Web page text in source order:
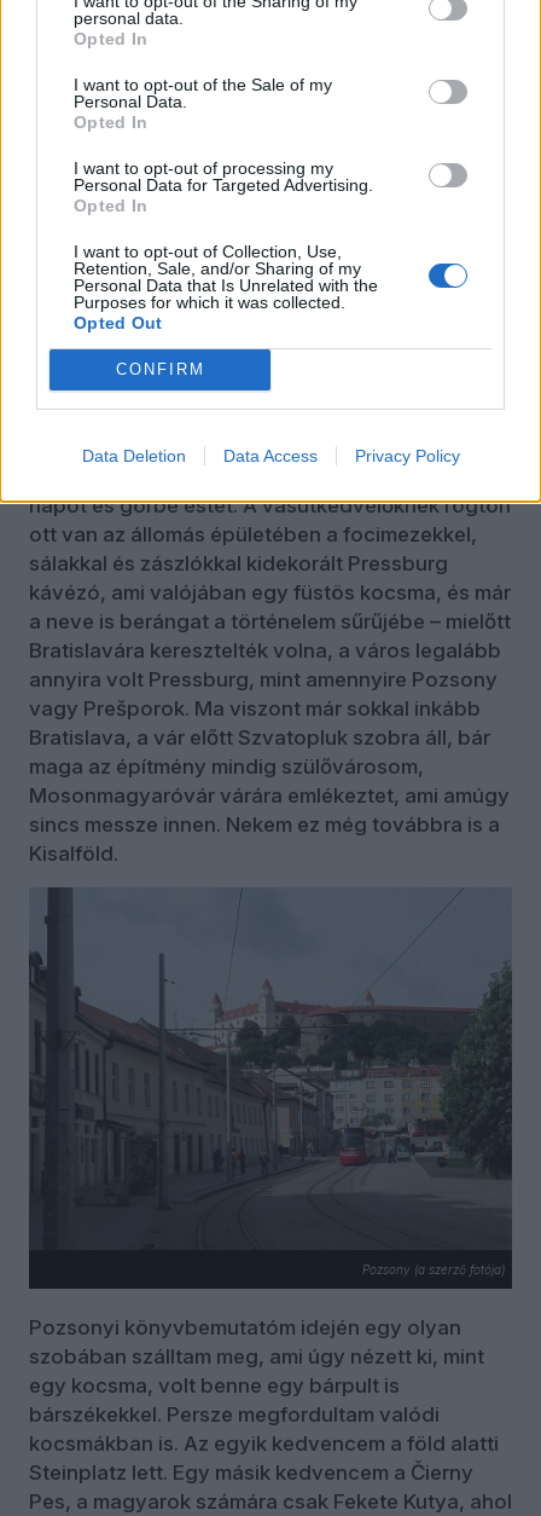
personal data.
Opted In
I want to opt-out of the Sale of my
Personal Data.
Opted In
I want to opt-out of processing my
Personal Data for Targeted Advertising.
Opted In
I want to opt-out of Collection, Use,
Retention, Sale, and/or Sharing of my
Personal Data that Is Unrelated with the
Purposes for which it was collected.
Opted Out
CONFIRM
Data Deletion Data Access Privacy Policy
Fővárosként, hármas határhoz közeli
központként Pozsonynak illik legalább egy kicsit
kozmopolitának lennie, még ha kisebb is, mint
Prága vagy Budapest, és nem is olyan régóta
szlovák főváros, mivel ugye maga Szlovákia sem
létezik olyan régen – és itt most nem nyitom meg
a fiatal szlovák államisággal kapcsolatos viccek
sorát, bár az tény, hogy Pozsony hosszabb ideig
volt a Magyar Királyság fővárosa, mint a Szlovák
Köztársaságé. Látnivalókat, hangulatos utcákat
és csodás atmoszférájú kocsmákat itt is talál az
ember, szóval Pozsony mindenképpen megér
napot és görbe estét. A vasútkedvelőknek rögtön
ott van az állomás épületében a focimezekkel,
sálakkal és zászlókkal kidekorált Pressburg
kávézó, ami valójában egy füstös kocsma, és már
a neve is berángat a történelem sűrűjébe – mielőtt
Bratislavára keresztelték volna, a város legalább
annyira volt Pressburg, mint amennyire Pozsony
vagy Prešporok. Ma viszont már sokkal inkább
Bratislava, a vár előtt Szvatopluk szobra áll, bár
maga az építmény mindig szülővárosom,
Mosonmagyaróvár várára emlékeztet, ami amúgy
sincs messze innen. Nekem ez még továbbra is a
Kisalföld.
Pozsony (a szerző fotója)
Pozsonyi könyvbemutatóm idején egy olyan
szobában szálltam meg, ami úgy nézett ki, mint
egy kocsma, volt benne egy bárpult is
bárszékekkel. Persze megfordultam valódi
kocsmákban is. Az egyik kedvencem a föld alatti
Steinplatz lett. Egy másik kedvencem a Čierny
Pes, a magyarok számára csak Fekete Kutya, ahol